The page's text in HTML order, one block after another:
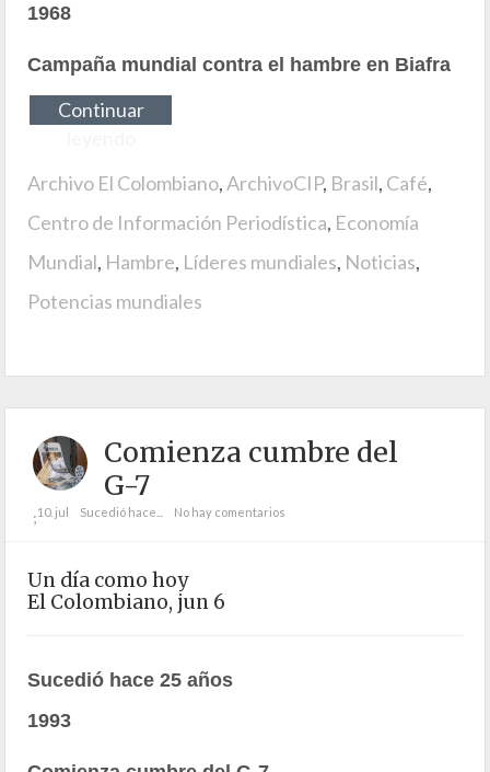
1968
Campaña mundial contra el hambre en Biafra
Continuar
Archivo El Colombiano,ArchivoCIP, Brasil, Café,
Centro de Información Periodística, Economía
Mundial, Hambre, Líderes mundiales, Noticias,
Potencias mundiales
Comienza cumbre del
G-7
;10. jul Sucedió hace... No hay comentarios
Un día como hoy
El Colombiano, jun 6
Sucedió hace 25 años
1993